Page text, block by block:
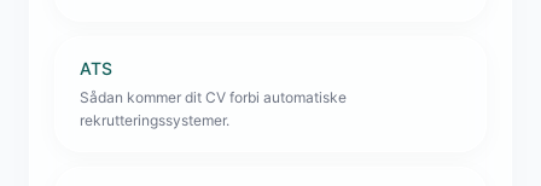
ATS
Sådan kommer dit CV forbi automatiske
rekrutteringssystemer.